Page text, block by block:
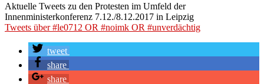
Aktuelle Tweets zu den Protesten im Umfeld der
Innenministerkonferenz 7.12./8.12.2017 in Leipzig
Tweets über #le0712 OR #noimk OR #unverdächtig
tweet
share
share